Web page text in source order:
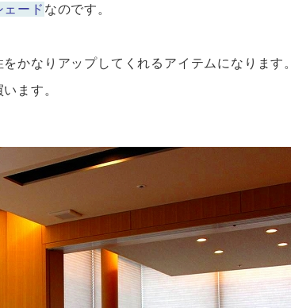
ード なのです。
かなりアップしてくれるアイテムになります。
ます。